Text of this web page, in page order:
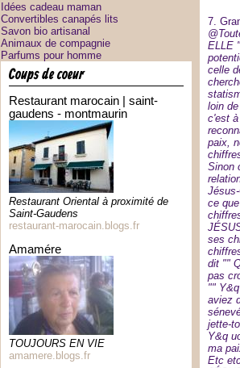
Idées cadeau maman
Convertibles canapés lits
Savon bio artisanal
Animaux de compagnie
Parfums pour homme
coups de coeur
restaurant marocain | saint-
gaudens - montmaurin
Restaurant Oriental à proximité de
Saint-Gaudens
restaurant-marocain.blogs.fr
amamére
TOUJOURS EN VIE
amamere.blogs.fr
7.
ELLE
celle
loin
c'est
paix,
Sinon
ce
ses
dit ""
pas
""
aviez
jette-
Y&q
ma
Etc